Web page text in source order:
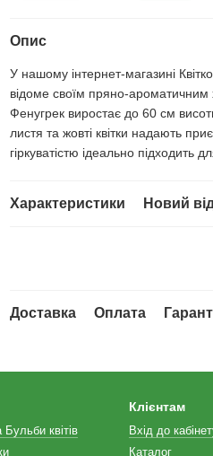
Опис
У нашому інтернет-магазині
відоме своїм пряно-ароматичним
Фенугрек виростає до 60 см
листя та жовті квітки надають
гіркуватістю ідеально підходить
Характеристики Новий
Доставка Оплата
квітів
Клієнтам
Вхід до
Каталог